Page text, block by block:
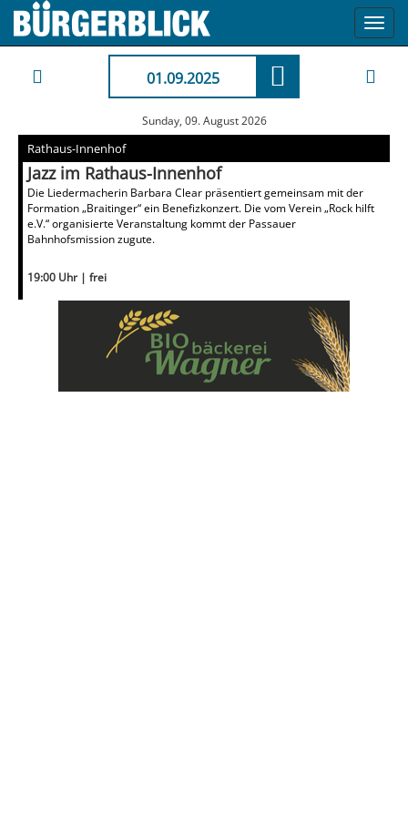
01.09.2025
Sunday, 09. August 2026
Rathaus-Innenhof
Jazz im Rathaus-Innenhof
Die Liedermacherin Barbara Clear präsentiert gemeinsam mit der
Formation „Braitinger“ ein Benefizkonzert. Die vom Verein „Rock hilft
e.V.“ organisierte Veranstaltung kommt der Passauer
Bahnhofsmission zugute.
19:00 Uhr | frei